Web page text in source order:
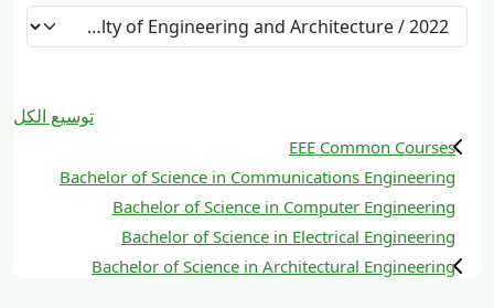
تصنيفات المقررات
توسيع الكل
EEE Common Courses
Bachelor of Science in Communications Engineering
Bachelor of Science in Computer Engineering
Bachelor of Science in Electrical Engineering
Bachelor of Science in Architectural Engineering